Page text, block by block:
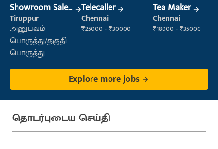
Showroom Sales
Executive (Retail
Sales)
Tiruppur
அனுபவம்
பொருத்து/தகுதி
பொருத்து
Telecaller
Chennai
₹25000 - ₹30000
Tea Maker
Chennai
₹18000 - ₹35000
Explore more jobs
தொடர்புடைய செய்தி